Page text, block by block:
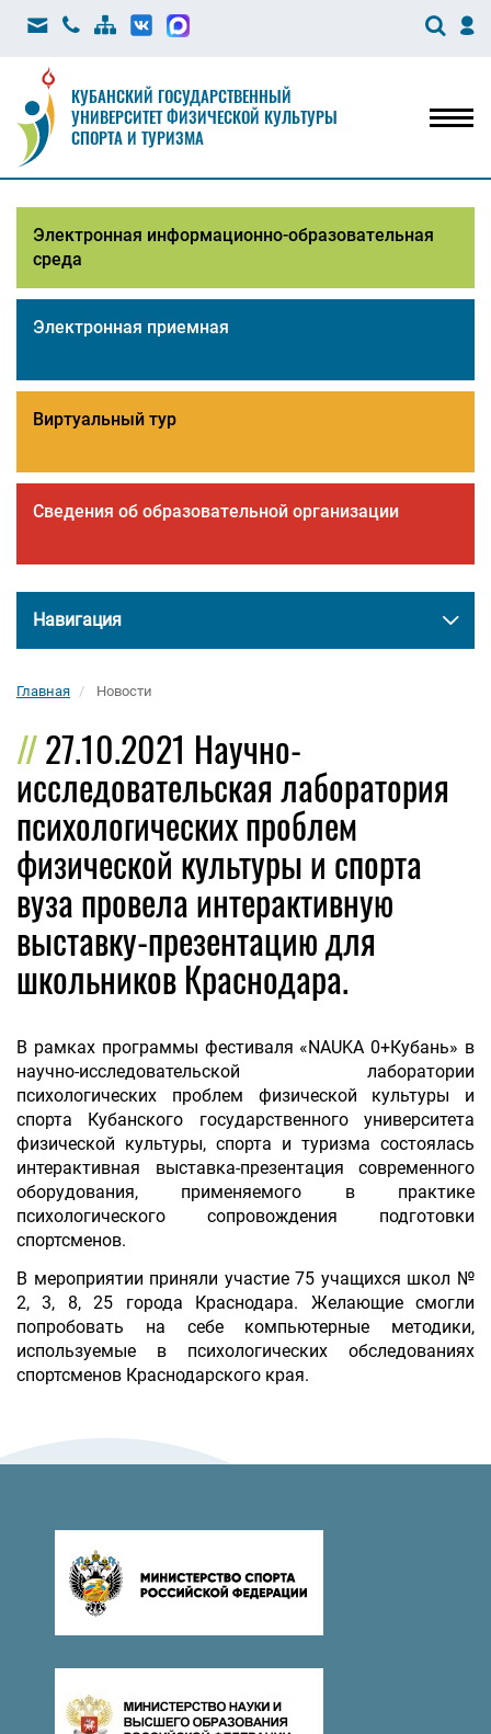
КУБАНСКИЙ ГОСУДАРСТВЕННЫЙ
УНИВЕРСИТЕТ ФИЗИЧЕСКОЙ КУЛЬТУРЫ
СПОРТА И ТУРИЗМА
Электронная информационно-образовательная
среда
Электронная приемная
Виртуальный тур
Сведения об образовательной организации
Навигация
Главная Новости
27.10.2021 Научно-
исследовательская лаборатория
психологических проблем
физической культуры и спорта
вуза провела интерактивную
выставку-презентацию для
школьников Краснодара.
В рамках программы фестиваля «NAUKA 0+Кубань» в
научно-исследовательской лаборатории
психологических проблем физической культуры и
спорта Кубанского государственного университета
физической культуры, спорта и туризма состоялась
интерактивная выставка-презентация современного
оборудования, применяемого в практике
психологического сопровождения подготовки
спортсменов.
В мероприятии приняли участие 75 учащихся школ №
2, 3, 8, 25 города Краснодара. Желающие смогли
попробовать на себе компьютерные методики,
используемые в психологических обследованиях
спортсменов Краснодарского края.